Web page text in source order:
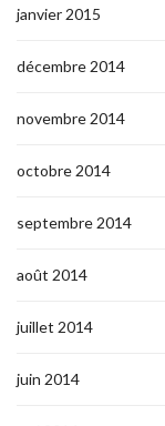
janvier 2015
décembre 2014
novembre 2014
octobre 2014
septembre 2014
août 2014
juillet 2014
juin 2014